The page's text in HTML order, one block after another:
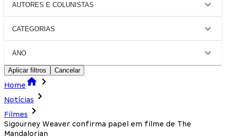
AUTORES E COLUNISTAS
CATEGORIAS
ANO
Aplicar filtros Cancelar
Home
Notícias
Filmes
Sigourney Weaver confirma papel em filme de The
Mandalorian